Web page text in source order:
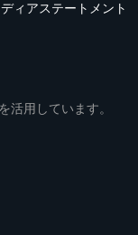
ディアステートメント
用しています。